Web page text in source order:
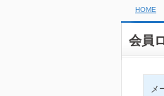
HOME
会員
メ